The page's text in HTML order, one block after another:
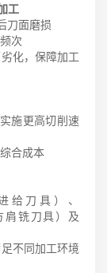
工
刀面磨损
次
化，保障加工
施更高切削速
合成本
给刀具）、
肩铣刀具）及
不同加工环境